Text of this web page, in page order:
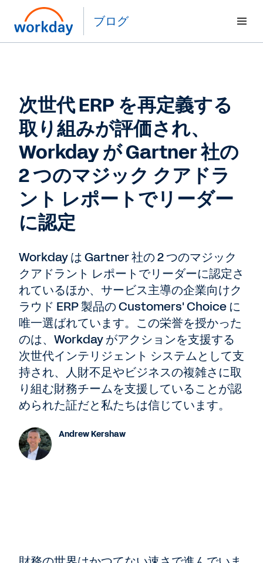
ブログ
次世代 ERP を再定義する
取り組みが評価され、
Workday が Gartner 社の
2 つのマジック クアドラ
ント レポートでリーダー
に認定
Workday は Gartner 社の 2 つのマジック
クアドラント レポートでリーダーに認定さ
れているほか、サービス主導の企業向けク
ラウド ERP 製品の Customers' Choice に
唯一選ばれています。この栄誉を授かった
のは、Workday がアクションを支援する
次世代インテリジェント システムとして支
持され、人財不足やビジネスの複雑さに取
り組む財務チームを支援していることが認
められた証だと私たちは信じています。
Andrew Kershaw